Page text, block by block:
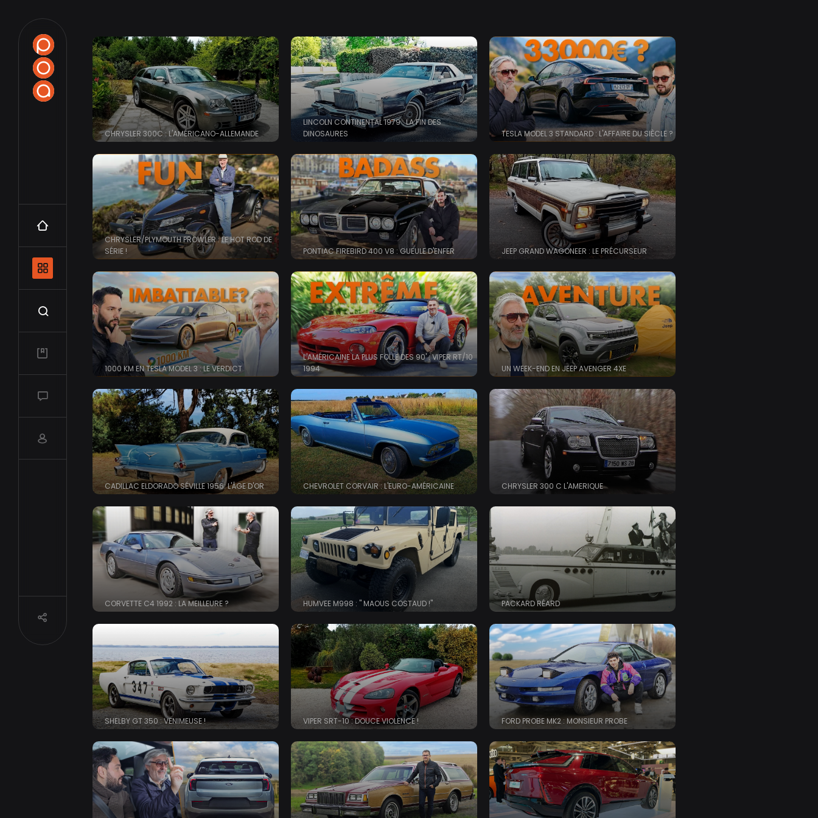
contenu
principal
Accueil
Navigation principale et les catégories
Recherche
Mes vidéos
Salon de discussions
Compte utilisateur
Partager
CHRYSLER 300C : L'AMÉRICANO-ALLEMANDE
LINCOLN CONTINENTAL 1979 : LA FIN DES
DINOSAURES
TESLA MODEL 3 STANDARD : L'AFFAIRE DU SIÈCLE ?
CHRYSLER/PLYMOUTH PROWLER : LE HOT ROD DE
SÉRIE !
PONTIAC FIREBIRD 400 V8 : GUEULE D'ENFER JEEP GRAND WAGONEER : LE PRÉCURSEUR
1000 KM EN TESLA MODEL 3 : LE VERDICT
L'AMÉRICAINE LA PLUS FOLLE DES 90' : VIPER RT/10
1994
UN WEEK-END EN JEEP AVENGER 4XE
CADILLAC ELDORADO SÉVILLE 1956: L'ÂGE D'OR CHEVROLET CORVAIR : L'EURO-AMÉRICAINE CHRYSLER 300 C L'AMERIQUE
CORVETTE C4 1992 : LA MEILLEURE ? HUMVEE M998 : " MAOUS COSTAUD !" PACKARD RÉARD
SHELBY GT 350 : VENIMEUSE ! VIPER SRT-10 : DOUCE VIOLENCE ! FORD PROBE MK2 : MONSIEUR PROBE